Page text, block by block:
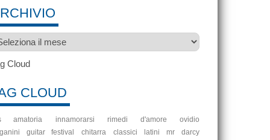
Cloud
CLOUD
amatoria innamorarsi rimedi d'amore
ovidio
guitar festival
chitarra classici latini
mr darcy